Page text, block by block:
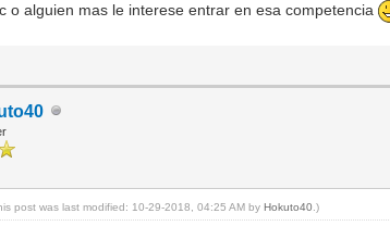
o alguien mas le interese entrar en esa competencia
post was last modified: 10-29-2018, 04:25 AM byHokuto40 .)